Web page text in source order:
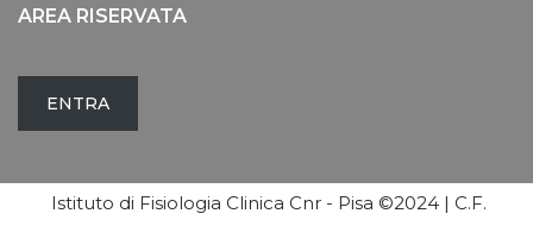
AREA RISERVATA
ENTRA
Istituto di Fisiologia Clinica Cnr - Pisa ©2024 | C.F.